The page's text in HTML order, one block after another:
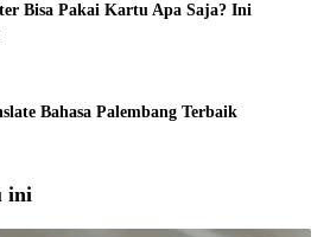
Bisa Pakai Kartu Apa Saja? Ini
Bahasa Palembang Terbaik
ini